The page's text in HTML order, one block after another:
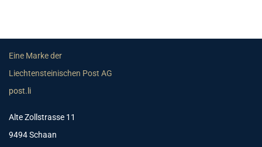
Eine Marke der
Liechtensteinischen Post AG
post.li
Alte Zollstrasse 11
9494 Schaan